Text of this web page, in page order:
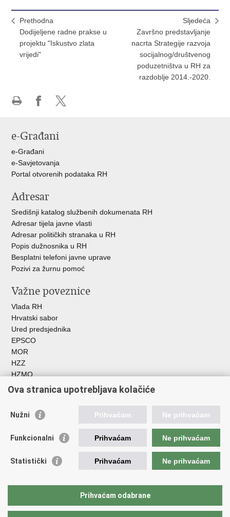
Prethodna
Dodijeljene radne prakse u
projektu "Iskustvo zlata
vrijedi"
Sljedeća
Završno predstavljanje
nacrta Strategije razvoja
socijalnog/društvenog
poduzetništva u RH za
razdoblje 2014.-2020.
Facebooku
X-
e-Građani
e-Građani
e-Savjetovanja
Portal otvorenih podataka RH
Adresar
Središnji katalog službenih dokumenata RH
Adresar tijela javne vlasti
Adresar političkih stranaka u RH
Popis dužnosnika u RH
Besplatni telefoni javne uprave
Pozivi za žurnu pomoć
Važne poveznice
Vlada RH
Hrvatski sabor
Ured predsjednika
EPSCO
MOR
HZZ
HZMO
REGOS
Hrvatski zavod za socijalni rad
Akademija socijalne skrbi - ASOSK
Obiteljski centar
AORT
FEAD
HR PRES 2020
Ova stranica upotrebljava kolačiće
Nužni Prihvaćam Ne prihvaćam
Funkcionalni Prihvaćam Ne prihvaćam
Statistički Prihvaćam Ne prihvaćam
Prihvaćam odabrane